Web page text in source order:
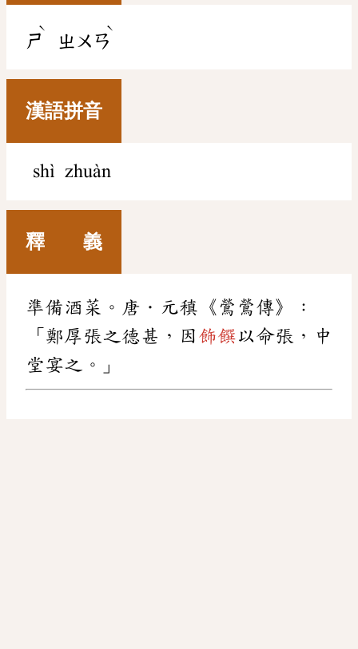
ㄕ
ˋ
ㄓㄨㄢ
ˋ
漢語拼音
shì zhuàn
釋 義
準備酒菜。唐．元稹《鶯鶯傳》：
「鄭厚張之德甚，因 飾饌以命張，中
堂宴之。」